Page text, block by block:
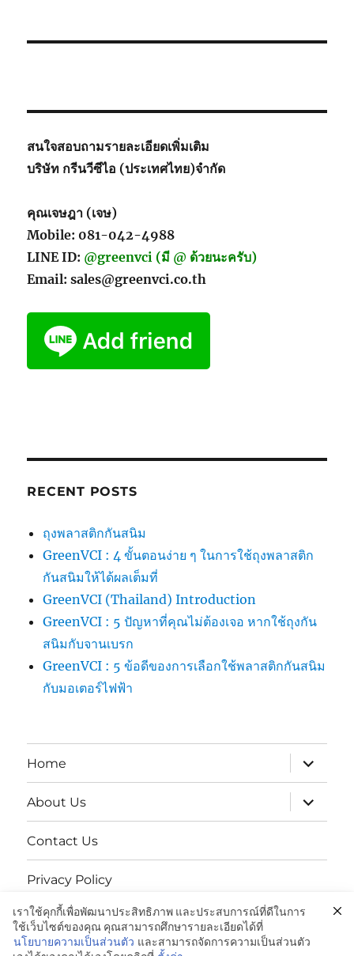
สนใจสอบถามรายละเอียดเพิ่มเติม
บริษัท กรีนวีซีไอ (ประเทศไทย)จำกัด
คุณเจษฎา (เจษ)
Mobile: 081-042-4988
LINE ID: @greenvci (มี @ ด้วยนะครับ)
Email: sales@greenvci.co.th
RECENT POSTS
ถุงพลาสติกกันสนิม
GreenVCI : 4 ขั้นตอนง่าย ๆ ในการใช้ถุงพลาสติก
กันสนิมให้ได้ผลเต็มที่
GreenVCI (Thailand) Introduction
GreenVCI : 5 ปัญหาที่คุณไม่ต้องเจอ หากใช้ถุงกัน
สนิมกับจานเบรก
GreenVCI : 5 ข้อดีของการเลือกใช้พลาสติกกันสนิม
กับมอเตอร์ไฟฟ้า
Home
expand
child
menu
About Us
expand
child
menu
Contact Us
Privacy Policy
นโยบายความเป็นส่วนตัว
เราใช้คุกกี้เพื่อพัฒนาประสิทธิภาพ และประสบการณ์ที่ดีในการ
ใช้เว็บไซต์ของคุณ คุณสามารถศึกษารายละเอียดได้ที่
นโยบายความเป็นส่วนตัว และสามารถจัดการความเป็นส่วนตัว